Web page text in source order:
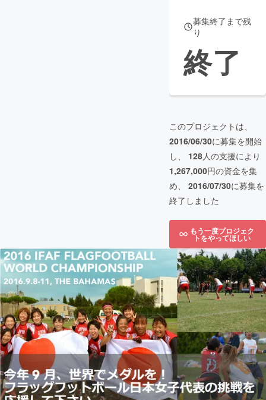
募集終了まで残
り
終了
このプロジェクトは、
2016/06/30に募集を開始
し、 128人の支援により
1,267,000円の資金を集
め、 2016/07/30に募集を
終了しました
もう一度プロジェク
トをやってほしい